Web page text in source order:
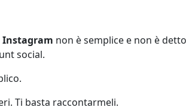
Instagram non è semplice e non è
social.
Ti basta raccontarmeli.